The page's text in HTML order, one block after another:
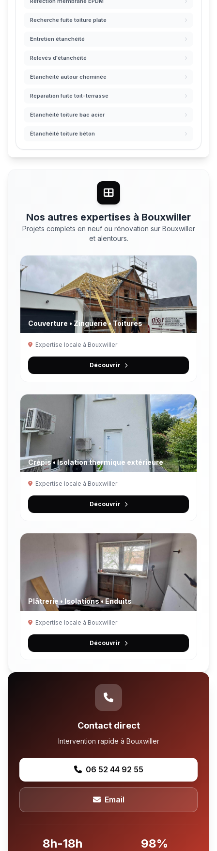
Recherche fuite toiture plate
Entretien étanchéité
Relevés d'étanchéité
Étanchéité autour cheminée
Réparation fuite toit-terrasse
Étanchéité toiture bac acier
Étanchéité toiture béton
Nos autres expertises à Bouxwiller
Projets complets en neuf ou rénovation sur Bouxwiller
et alentours.
Couverture • Zinguerie • Toitures
Expertise locale à Bouxwiller
Découvrir
Crépis • Isolation thermique extérieure
Expertise locale à Bouxwiller
Découvrir
Plâtrerie • Isolations • Enduits
Expertise locale à Bouxwiller
Découvrir
Contact direct
Intervention rapide à Bouxwiller
06 52 44 92 55
Email
8h-18h 98%